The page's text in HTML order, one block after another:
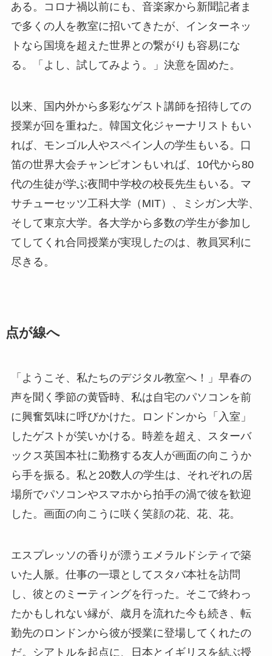
ある。コロナ禍以前にも、音楽家から新聞記者ま
で多くの人を教室に招いてきたが、インターネッ
トなら国境を超えた世界との繋がりも容易にな
る。「よし、試してみよう。」決意を固めた。
以来、国内外から多彩なゲスト講師を招待しての
授業が回を重ねた。韓国文化ジャーナリストもい
れば、モンゴル人やスペイン人の学生もいる。口
笛の世界大会チャンピオンもいれば、10代から80
代の生徒が学ぶ夜間中学校の校長先生もいる。マ
サチューセッツ工科大学（MIT）、ミシガン大学、
そして東京大学。各大学から多数の学生が参加し
てしてくれ合同授業が実現したのは、教員冥利に
尽きる。
点が線へ
「ようこそ、私たちのデジタル教室へ！」早春の
声を聞く季節の黄昏時、私は自宅のパソコンを前
に興奮気味に呼びかけた。ロンドンから「入室」
したゲストが笑いかける。時差を超え、スターバ
ックス英国本社に勤務する友人が画面の向こうか
ら手を振る。私と20数人の学生は、それぞれの居
場所でパソコンやスマホから拍手の渦で彼を歓迎
した。画面の向こうに咲く笑顔の花、花、花。
エスプレッソの香りが漂うエメラルドシティで築
いた人脈。仕事の一環としてスタバ本社を訪問
し、彼とのミーティングを行った。そこで終わっ
たかもしれない縁が、歳月を流れた今も続き、転
勤先のロンドンから彼が授業に登場してくれたの
だ。シアトルを起点に、日本とイギリスを結ぶ授